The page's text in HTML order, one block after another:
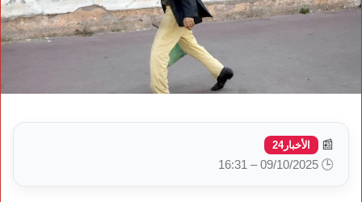
📰 الأخبار24
🕒 09/10/2025 – 16:31